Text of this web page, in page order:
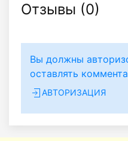
Отзывы (0)
Вы должны
оставлять
АВТОРИЗАЦИЯ